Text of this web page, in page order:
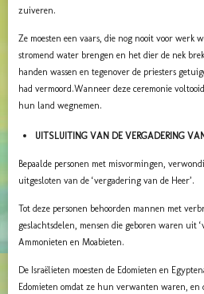
zuiveren.
Ze moesten een vaars, die nog nooit voor werk
stromend water brengen en het dier de nek
handen wassen en tegenover de priesters
had vermoord.Wanneer deze ceremonie
hun land wegnemen.
UITSLUITING VAN DE VERGADERING
Bepaalde personen met misvormingen,
uitgesloten van de ‘vergadering van de Heer’.
Tot deze personen behoorden mannen met
geslachtsdelen, mensen die geboren waren uit
Ammonieten en Moabieten.
De Israëlieten moesten de Edomieten en
Edomieten omdat ze hun verwanten waren, en